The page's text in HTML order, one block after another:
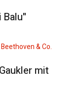
Balu"
mit